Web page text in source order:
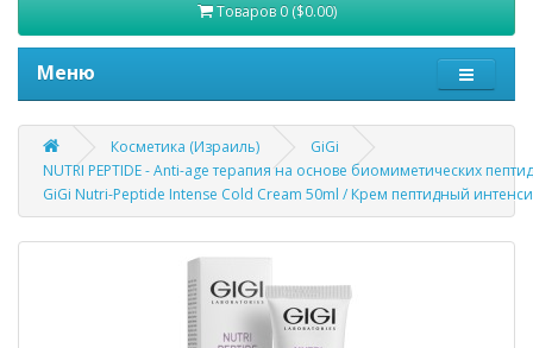
Товаров 0 ($0.00)
Меню
Косметика (Израиль)
GiGi
NUTRI PEPTIDE - Anti-age терапия на основе биомиметических
GiGi Nutri-Peptide Intense Cold Cream 50ml / Крем пептидный